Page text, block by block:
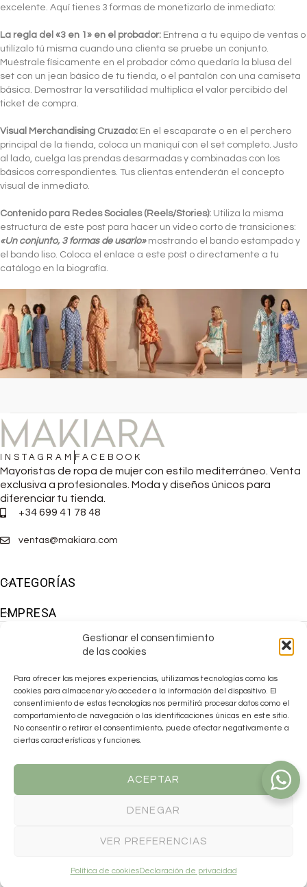
Gestionar el consentimiento
de las cookies
Para ofrecer las mejores experiencias, utilizamos tecnologías como las
cookies para almacenar y/o acceder a la información del dispositivo. El
consentimiento de estas tecnologías nos permitirá procesar datos como el
comportamiento de navegación o las identificaciones únicas en este sitio.
No consentir o retirar el consentimiento, puede afectar negativamente a
ciertas características y funciones.
ACEPTAR
DENEGAR
VER PREFERENCIAS
Política de cookiesDeclaración de privacidad
excelente. Aquí tienes 3 formas de monetizarlo de inmediato:
La regla del «3 en 1» en el probador: Entrena a tu equipo de ventas o
utilízalo tú misma cuando una clienta se pruebe un conjunto.
Muéstrale físicamente en el probador cómo quedaría la blusa del
set con un jean básico de tu tienda, o el pantalón con una camiseta
básica. Demostrar la versatilidad multiplica el valor percibido del
ticket de compra.
Visual Merchandising Cruzado: En el escaparate o en el perchero
principal de la tienda, coloca un maniquí con el set completo. Justo
al lado, cuelga las prendas desarmadas y combinadas con los
básicos correspondientes. Tus clientas entenderán el concepto
visual de inmediato.
Contenido para Redes Sociales (Reels/Stories): Utiliza la misma
estructura de este post para hacer un video corto de transiciones:
«Un conjunto, 3 formas de usarlo»mostrando el bando estampado y
el bando liso. Coloca el enlace a este post o directamente a tu
catálogo en la biografía.
INSTAGRAM FACEBOOK
Mayoristas de ropa de mujer con estilo mediterráneo. Venta
exclusiva a profesionales. Moda y diseños únicos para
diferenciar tu tienda.
+34 699 41 78 48
ventas@makiara.com
CATEGORÍAS
EMPRESA
NextGenerationEU, el Plan de Recuperación, Transformación y
través del Plan Endavant.